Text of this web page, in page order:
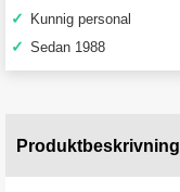
✓ Kunnig personal
✓ Sedan 1988
Produktbeskrivning